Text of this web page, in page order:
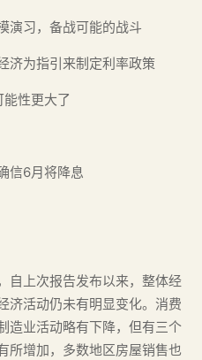
演习，备战可能的战斗
济为指引来制定利率政策
性更大了
信6月将降息
自上次报告发布以来，整体经
济活动仍未有明显变化。消费
造业活动略有下降，但有三个
所增加，多数地区房屋销售也